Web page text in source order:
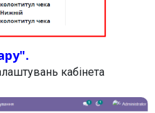
кабінета